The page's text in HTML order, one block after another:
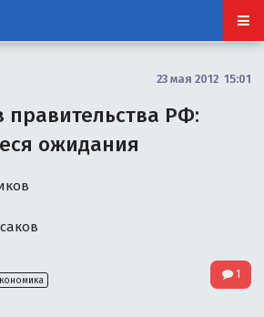
23 мая 2012 15:01
правительства РФ:
ожидания
1